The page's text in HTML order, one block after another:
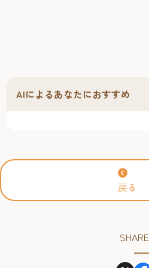
AIによるあなたにおすすめ
戻る
SHARE